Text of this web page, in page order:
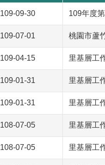
109-09-30 109年度
109-07-01 桃園市蘆
109-04-15 里基層工
109-01-31 里基層工
109-01-31 里基層工
108-07-05 里基層工
108-07-05 里基層工